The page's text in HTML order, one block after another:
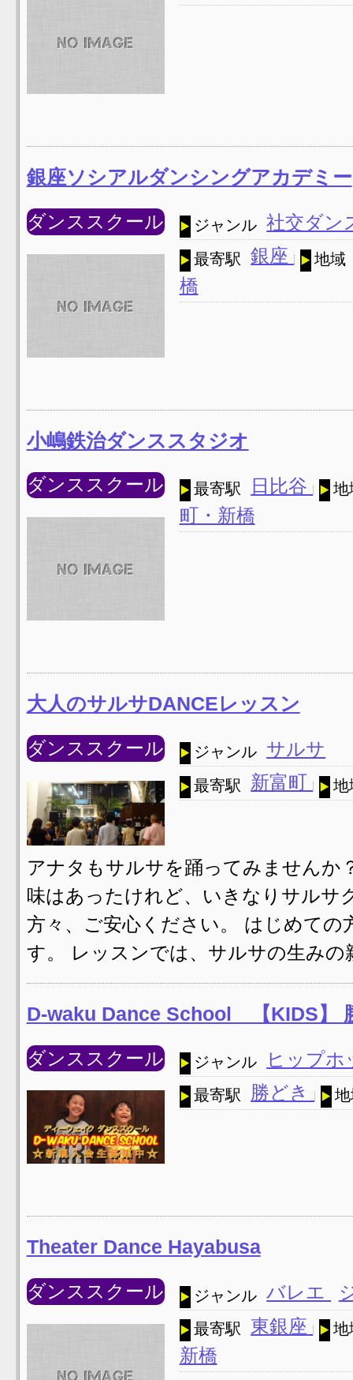
銀座ソシアルダンシングアカデミー
ダンススクール ジャンル 社交ダン
最寄駅 銀座 地域
橋
小嶋鉄治ダンススタジオ
ダンススクール 最寄駅 日比谷 地
町・新橋
大人のサルサDANCEレッスン
ダンススクール ジャンル サルサ
最寄駅 新富町 地
アナタもサルサを踊ってみませんか
味はあったけれど、いきなりサルサ
方々、ご安心ください。 はじめて
す。 レッスンでは、サルサの生み
D-waku Dance School 【KIDS】
ダンススクール ジャンル ヒップ
最寄駅 勝どき
Theater Dance Hayabusa
ダンススクール ジャンル バレエ
最寄駅 東銀座 地
新橋